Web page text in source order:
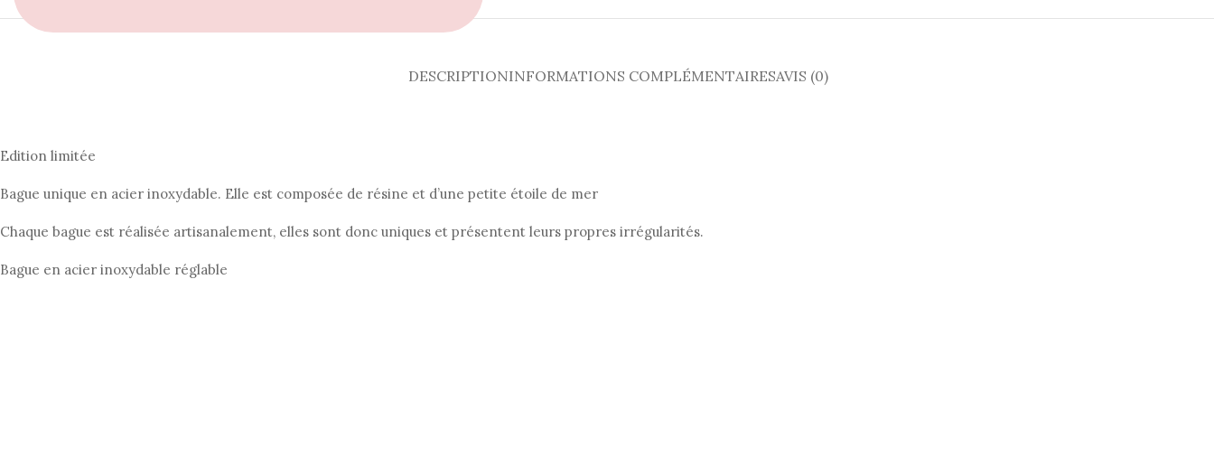
DESCRIPTIONINFORMATIONS COMPLÉMENTAIRESAVIS (0)
Edition limitée
Bague unique en acier inoxydable. Elle est composée de résine et d’une petite étoile de mer
Chaque bague est réalisée artisanalement, elles sont donc uniques et présentent leurs propres irrégularités.
Bague en acier inoxydable réglable